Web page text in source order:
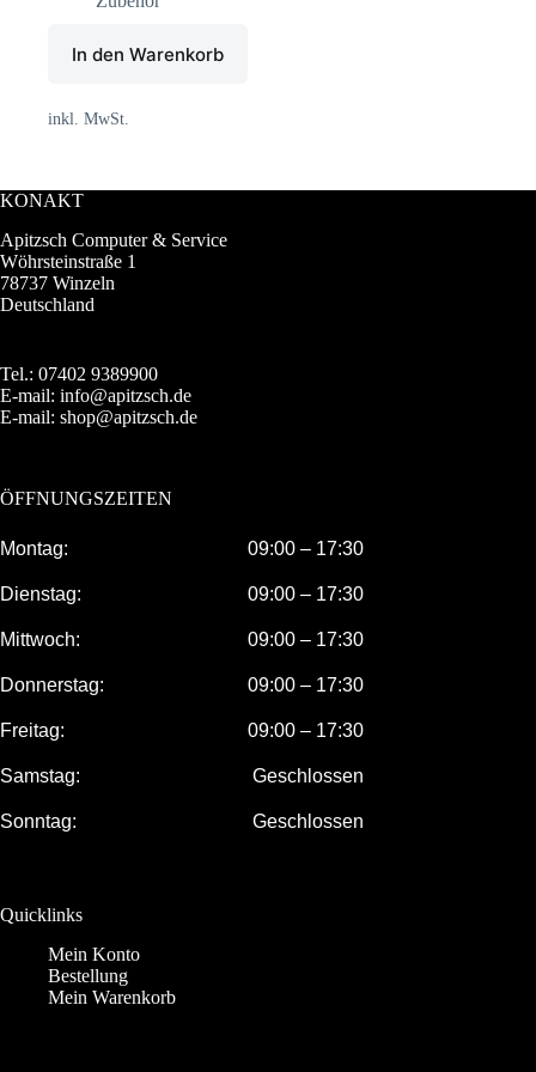
In den Warenkorb
inkl. MwSt.
KONAKT
Apitzsch Computer & Service
Wöhrsteinstraße 1
78737 Winzeln
Deutschland
Tel.: 07402 9389900
E-mail: info@apitzsch.de
E-mail: shop@apitzsch.de
ÖFFNUNGSZEITEN
Montag: 09:00 – 17:30
Dienstag: 09:00 – 17:30
Mittwoch: 09:00 – 17:30
Donnerstag: 09:00 – 17:30
Freitag: 09:00 – 17:30
Samstag: Geschlossen
Sonntag: Geschlossen
Quicklinks
Mein Konto
Bestellung
Mein Warenkorb